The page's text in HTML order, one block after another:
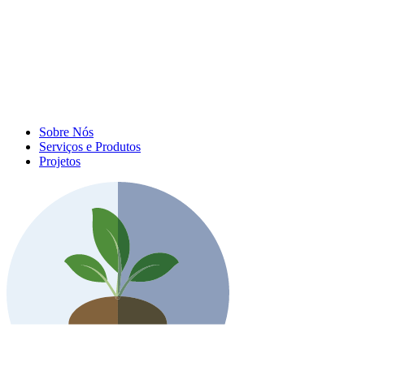
Sobre Nós
Serviços e Produtos
Projetos